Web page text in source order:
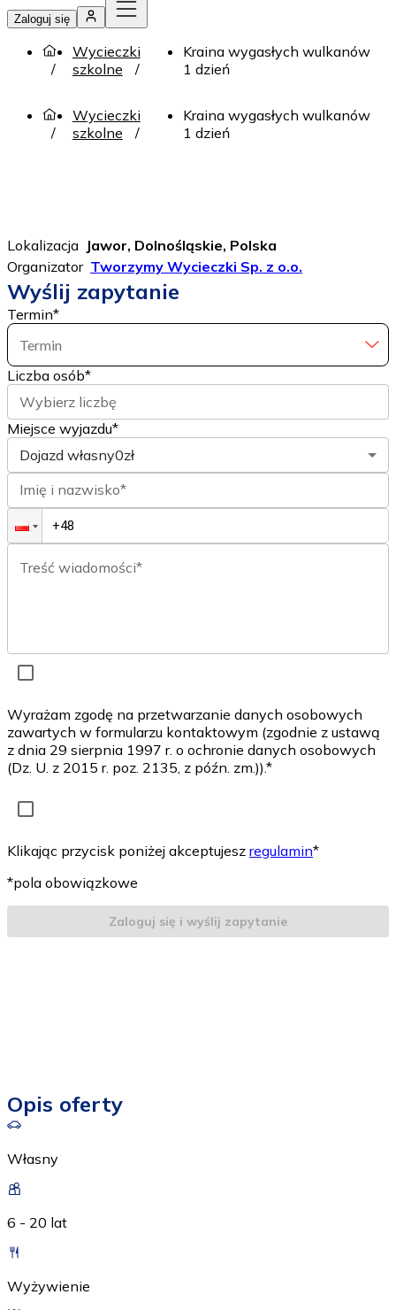
Zaloguj się
Wycieczki
szkolne
Kraina wygasłych wulkanów
1 dzień
Wycieczki
szkolne
Kraina wygasłych wulkanów
1 dzień
Lokalizacja Jawor, Dolnośląskie, Polska
Organizator Tworzymy Wycieczki Sp. z o.o.
Wyślij zapytanie
Termin*
Termin
Liczba osób*
Wybierz liczbę
Miejsce wyjazdu*
Dojazd własny0zł
Imię i nazwisko*
Treść wiadomości*
Wyrażam zgodę na przetwarzanie danych osobowych
zawartych w formularzu kontaktowym (zgodnie z ustawą
z dnia 29 sierpnia 1997 r. o ochronie danych osobowych
(Dz. U. z 2015 r. poz. 2135, z późn. zm.)).*
Klikając przycisk poniżej akceptujesz regulamin*
*pola obowiązkowe
Zaloguj się i wyślij zapytanie
Opis oferty
Własny
6 - 20 lat
Wyżywienie